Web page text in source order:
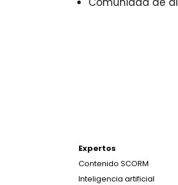
Expertos
Contenido SCORM
Inteligencia artificial